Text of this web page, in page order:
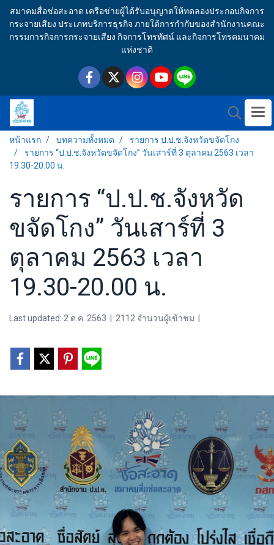
สมาคมสื่อช่อสะอาด เครือข่ายผู้ได้รับอนุญาตให้ทดลองประกอบกิจการ
กระจายเสียง ประเภทบริการธุรกิจ ภายใต้การกำกับของสำนักงานคณะ
กรรมการกิจการกระจายเสียง กิจการโทรทัศน์ และกิจการโทรคมนาคม
แห่งชาติ
หน้าแรก บทความทั้งหมด
รายการ ป.ป.ช.จังหวัดขจัดโกง
รายการ “ป.ป.ช.จังหวัดขจัดโกง” วันเสาร์ที่ 3 ตุลาคม 2563 เวลา
19.30-20.00 น.
รายการ “ป.ป.ช.จังหวัด
ขจัดโกง” วันเสาร์ที่ 3
ตุลาคม 2563 เวลา
19.30-20.00 น.
Last updated: 2 ต.ค. 2563 2112 จำนวนผู้เข้าชม